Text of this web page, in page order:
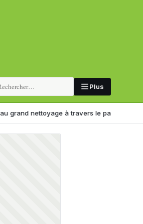
Plus
à travers le pays Déraillement à